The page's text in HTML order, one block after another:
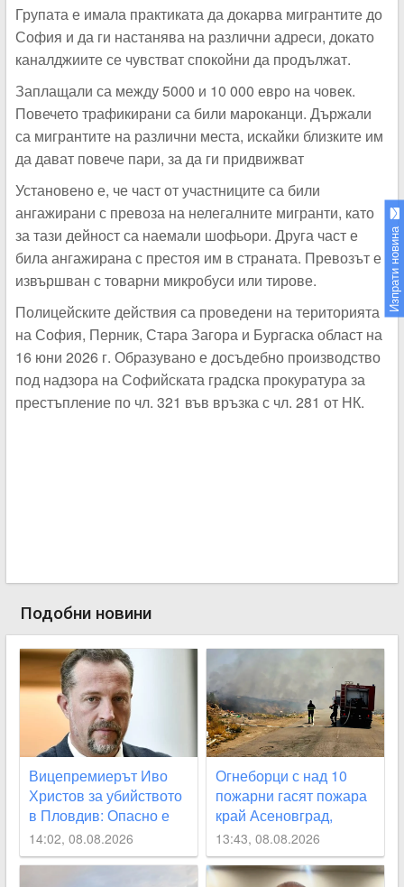
Групата е имала практиката да докарва мигрантите до
София и да ги настанява на различни адреси, докато
каналджиите се чувстват спокойни да продължат.
Заплащали са между 5000 и 10 000 евро на човек.
Повечето трафикирани са били мароканци. Държали
са мигрантите на различни места, искайки близките им
да дават повече пари, за да ги придвижват
Установено е, че част от участниците са били
ангажирани с превоза на нелегалните мигранти, като
за тази дейност са наемали шофьори. Друга част е
била ангажирана с престоя им в страната. Превозът е
извършван с товарни микробуси или тирове.
Полицейските действия са проведени на територията
на София, Перник, Стара Загора и Бургаска област на
16 юни 2026 г. Образувано е досъдебно производство
под надзора на Софийската градска прокуратура за
престъпление по чл. 321 във връзка с чл. 281 от НК.
Подобни новини
Вицепремиерът Иво
Христов за убийството
в Пловдив: Опасно е
да наричаме деца
малолетните садисти
14:02, 08.08.2026
Огнеборци с над 10
пожарни гасят пожара
край Асеновград,
затвориха
околовръстния път
СНИМКИ
13:43, 08.08.2026
Изпрати новина